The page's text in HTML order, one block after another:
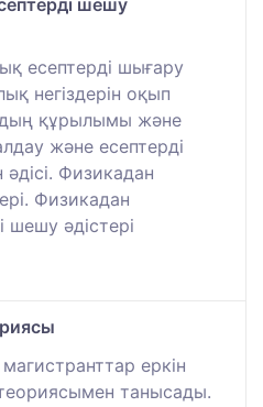
шешу
есептерді шығару
негіздерін оқып
құрылымы және
және есептерді
Физикадан
Физикадан
шешу әдістері
еркін
танысады.